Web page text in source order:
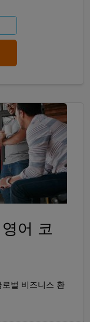
어 코
벌 비즈니스 환